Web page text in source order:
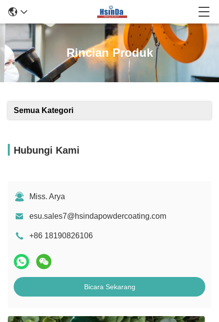
Rincian Produk
Semua Kategori
Hubungi Kami
Miss. Arya
esu.sales7@hsindapowdercoating.com
+86 18190826106
Bicara Sekarang